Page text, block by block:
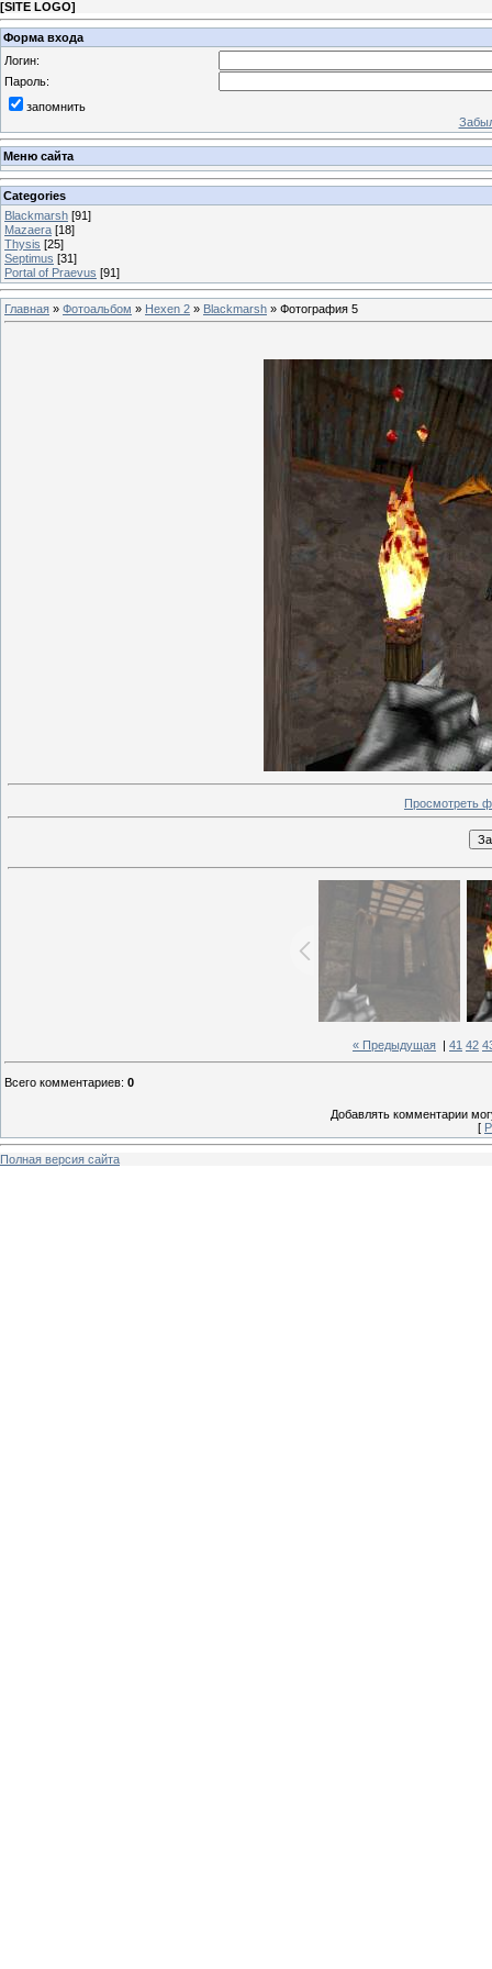
[SITE LOGO]
Форма входа
Логин:
Пароль:
запомнить
Меню сайта
Categories
Blackmarsh [91]
Mazaera [18]
Thysis [25]
Septimus [31]
Portal of Praevus [91]
Главная » Фотоальбом » Hexen 2 » Blackmarsh » Фотография 5
Просмотреть
« Предыдущая 41 42
Всего комментариев: 0
Добавлять комментарии
[
Полная версия сайта